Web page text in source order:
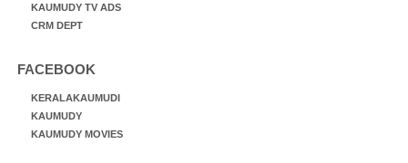
KAUMUDY TV ADS
CRM DEPT
FACEBOOK
KERALAKAUMUDI
KAUMUDY
KAUMUDY MOVIES